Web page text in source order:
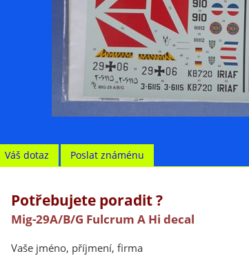
Váš dotaz Poslat známénu
Potřebujete poradit ?
Mig-29A/B/G Fulcrum A Hi decal
Vaše jméno, příjmení, firma